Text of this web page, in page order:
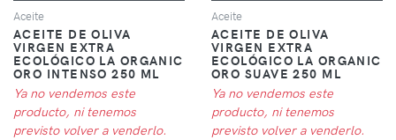
Aceite
ACEITE DE OLIVA
VIRGEN EXTRA
ECOLÓGICO LA ORGANIC
ORO INTENSO 250 ML
Ya no vendemos este
producto, ni tenemos
previsto volver a venderlo.
Aceite
ACEITE DE OLIVA
VIRGEN EXTRA
ECOLÓGICO LA ORGANIC
ORO SUAVE 250 ML
Ya no vendemos este
producto, ni tenemos
previsto volver a venderlo.